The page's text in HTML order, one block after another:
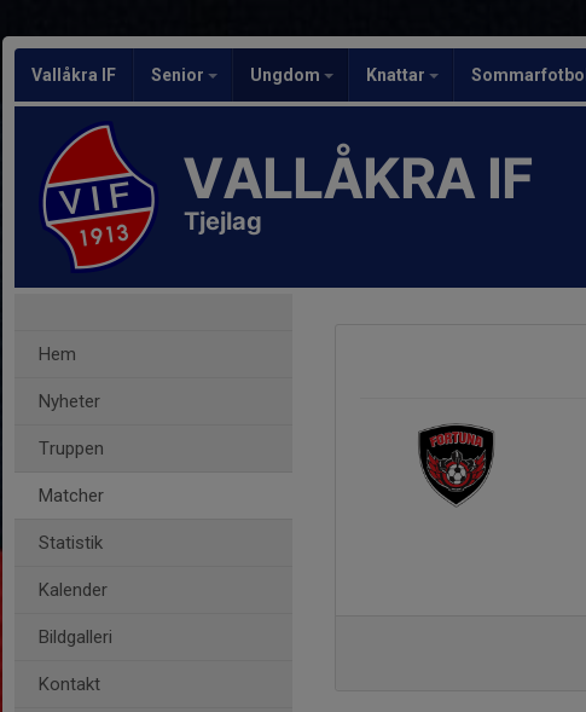
Vallåkra IF Senior Ungdom Knattar Sommarfotboll
VALLÅKRA IF
Tjejlag
Hem
Nyheter
Truppen
Matcher
Statistik
Kalender
Bildgalleri
Kontakt